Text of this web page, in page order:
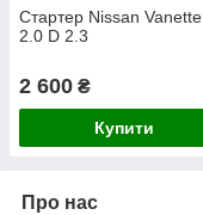
Стартер Nissan Vanette
2.0 D 2.3
2 600 ₴
Купити
Про нас